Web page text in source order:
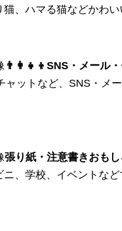
、ハマる猫などかわ
👨‍👩‍👧‍👦SNS・メール
ャットなど、SNS・メ
張り紙・注意書きおも
、学校、イベントな